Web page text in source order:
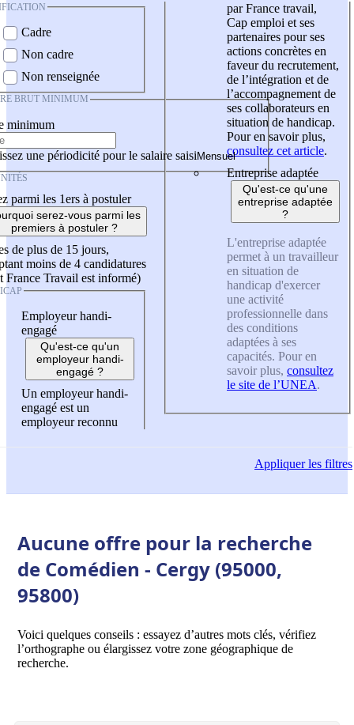
Cadre
Non cadre
Non renseignée
BRUT MINIMUM
minimum
une périodicité pour le salaire saisi
parmi les 1ers à postuler
serez-vous parmi les
premiers à postuler ?
de plus de 15 jours,
moins de 4 candidatures
France Travail est informé)
Employeur handi-
engagé
Qu'est-ce qu'un
employeur handi-
engagé ?
Un employeur handi-
engagé est un
employeur reconnu
par France travail,
Cap emploi et ses
partenaires pour ses
actions concrètes en
faveur du recrutement,
de l’intégration et de
l’accompagnement de
ses collaborateurs en
situation de handicap.
Pour en savoir plus,
consultez cet article.
Entreprise adaptée
Qu'est-ce qu'une
entreprise adaptée
?
L'entreprise adaptée
permet à un travailleur
en situation de
handicap d'exercer
une activité
professionnelle dans
des conditions
adaptées à ses
capacités. Pour en
savoir plus, consultez
le site de l’UNEA.
Appliquerles filtres
Aucune offre pour la recherche
de Comédien - Cergy (95000,
95800)
Voici quelques conseils : essayez d’autres mots clés, vérifiez
l’orthographe ou élargissez votre zone géographique de
recherche.